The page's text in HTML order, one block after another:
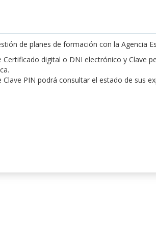
de planes de formación con la Agencia
Certificado digital o DNI electrónico y Clave
PIN podrá consultar el estado de sus